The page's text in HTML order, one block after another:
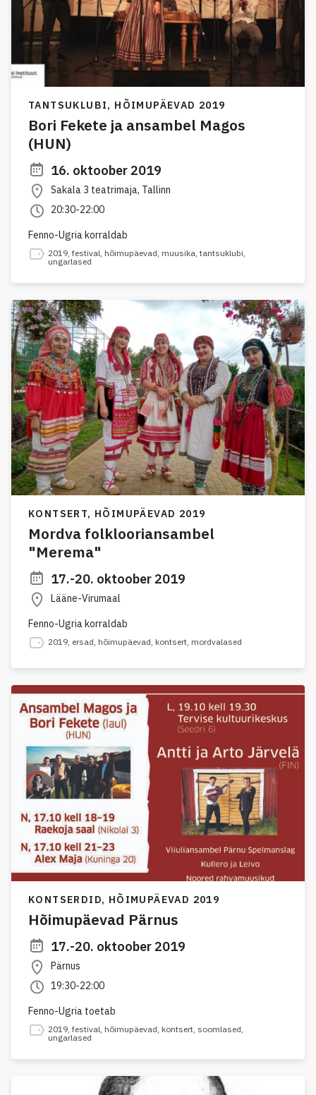
TANTSUKLUBI, HÕIMUPÄEVAD 2019
Bori Fekete ja ansambel Magos
(HUN)
16. oktoober 2019
Sakala 3 teatrimaja, Tallinn
20:30-22:00
Fenno-Ugria korraldab
2019 festival hõimupäevad muusika tantsuklubi
ungarlased
KONTSERT, HÕIMUPÄEVAD 2019
Mordva folklooriansambel
"Merema"
17.-20. oktoober 2019
Lääne-Virumaal
Fenno-Ugria korraldab
2019, ersad, hõimupäevad, kontsert, mordvalased
KONTSERDID, HÕIMUPÄEVAD 2019
Hõimupäevad Pärnus
17.-20. oktoober 2019
Pärnus
19:30-22:00
Fenno-Ugria toetab
2019 festival hõimupäevad kontsert soomlased
ungarlased